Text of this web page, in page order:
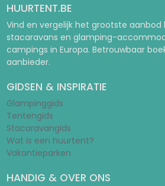
HUURTENT.BE
Vind en vergelijk het grootste
stacaravans en glamping-
campings in Europa. Betrouwbaar
aanbieder.
GIDSEN & INSPIRATIE
Glampinggids
Tentengids
Stacaravangids
Wat is een huurtent?
Vakantieparken
HANDIG & OVER ONS